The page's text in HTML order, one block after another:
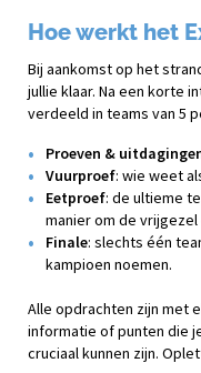
Hoe werkt het
Bij aankomst op het
jullie klaar. Na een korte
verdeeld in teams van 5
Proeven &
Vuurproef: wie weet
Eetproef: de ultieme
manier om de
Finale: slechts één
kampioen noemen.
Alle opdrachten zijn met
informatie of punten die
cruciaal kunnen zijn.